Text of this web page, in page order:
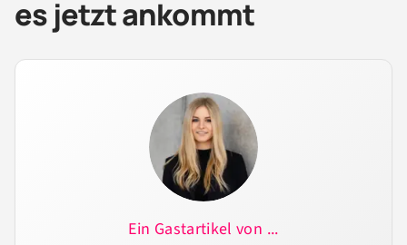
es jetzt ankommt
Ein Gastartikel von ...